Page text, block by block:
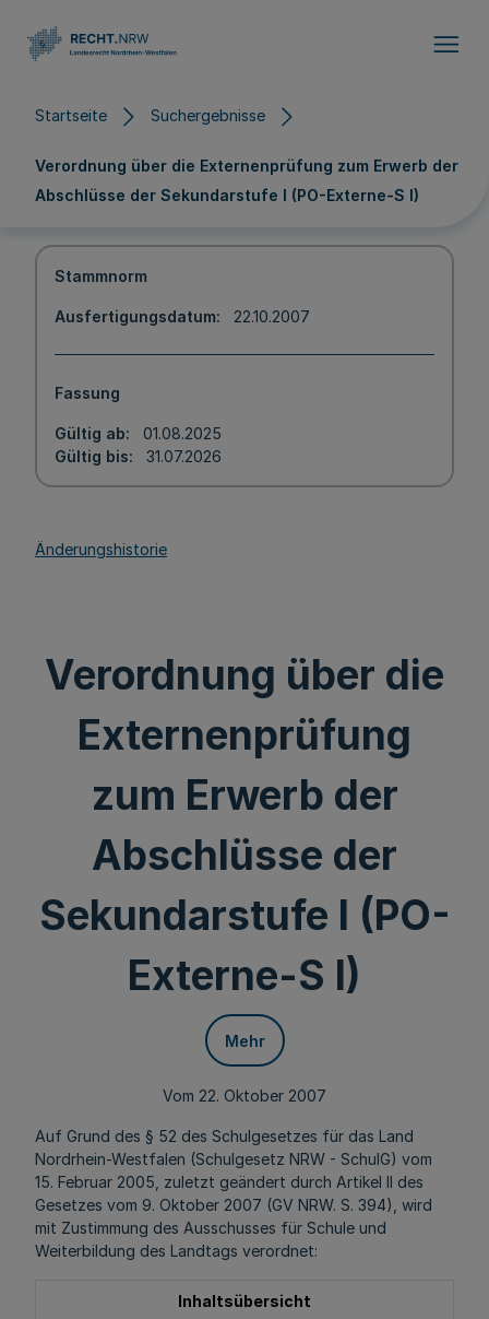
Startseite Suchergebnisse
Verordnung über die Externenprüfung zum Erwerb der
Abschlüsse der Sekundarstufe I (PO-Externe-S I)
Stammnorm
Ausfertigungsdatum 22.10.2007
Fassung
Gültig ab
01.08.2025
Gültig bis
31.07.2026
Änderungshistorie
Verordnung über die
Externenprüfung
zum Erwerb der
Abschlüsse der
Sekundarstufe I (PO-
Externe-S I)
Mehr
Vom 22. Oktober 2007
Auf Grund des § 52 des Schulgesetzes für das Land
Nordrhein-Westfalen (Schulgesetz NRW - SchulG) vom
15. Februar 2005, zuletzt geändert durch Artikel II des
Gesetzes vom 9. Oktober 2007 (GV NRW. S. 394), wird
mit Zustimmung des Ausschusses für Schule und
Weiterbildung des Landtags verordnet:
Inhaltsübersicht